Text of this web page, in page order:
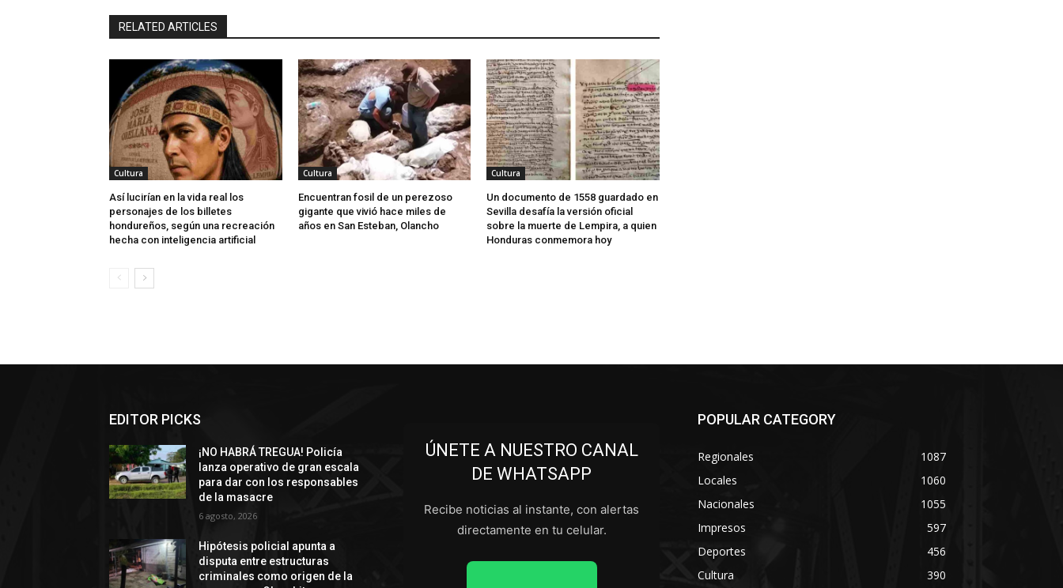
RELATED ARTICLES
Cultura
Así lucirían en la vida real los
personajes de los billetes
hondureños, según una recreación
hecha con inteligencia artificial
Cultura
Encuentran fosil de un perezoso
gigante que vivió hace miles de
años en San Esteban, Olancho
Cultura
Un documento de 1558 guardado en
Sevilla desafía la versión oficial
sobre la muerte de Lempira, a quien
Honduras conmemora hoy
EDITOR PICKS
¡NO HABRÁ TREGUA! Policía
lanza operativo de gran escala
para dar con los responsables
de la masacre
6 agosto, 2026
Hipótesis policial apunta a
disputa entre estructuras
criminales como origen de la
ÚNETE A NUESTRO CANAL
DE WHATSAPP
Recibe noticias al instante, con alertas
directamente en tu celular.
POPULAR CATEGORY
Regionales
1087
Locales
1060
Nacionales
1055
Impresos
597
Deportes
456
Cultura
390